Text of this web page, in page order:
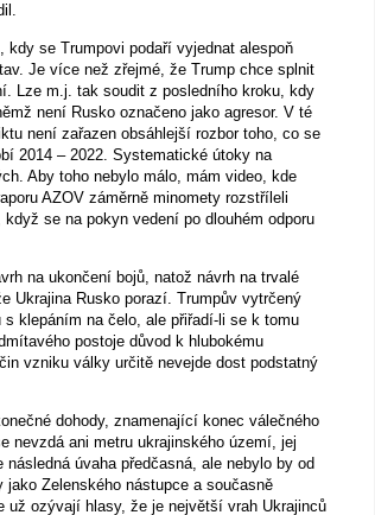
se Trumpovi podaří vyjednat alespoň
Je více než zřejmé, že Trump chce splnit
Lze m.j. tak soudit z posledního kroku, kdy
není Rusko označeno jako agresor. V té
není zařazen obsáhlejší rozbor toho, co se
2014 – 2022. Systematické útoky na
Aby toho nebylo málo, mám video, kde
AZOV záměrně minomety rozstříleli
se na pokyn vedení po dlouhém odporu
na ukončení bojů, natož návrh na trvalé
Ukrajina Rusko porazí. Trumpův vytrčený
klepáním na čelo, ale přiřadí-li se k tomu
postoje důvod k hlubokému
vzniku války určitě nevejde dost podstatný
dohody, znamenající konec válečného
nevzdá ani metru ukrajinského území, jej
úvaha předčasná, ale nebylo by od
Zelenského nástupce a současně
už ozývají hlasy, že je největší vrah Ukrajinců